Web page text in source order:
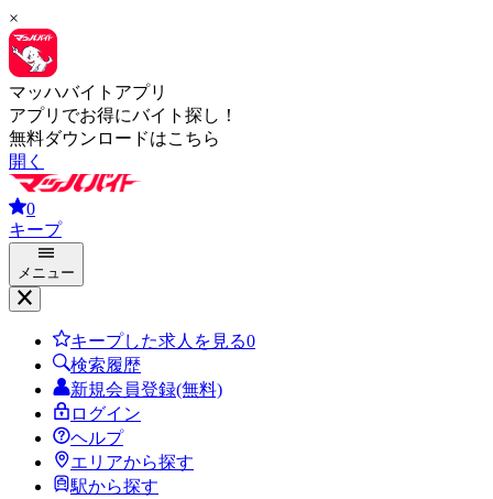
×
マッハバイトアプリ
アプリでお得にバイト探し！
無料ダウンロードはこちら
開く
0
キープ
メニュー
キープした求人を見る0
検索履歴
新規会員登録(無料)
ログイン
ヘルプ
エリアから探す
駅から探す